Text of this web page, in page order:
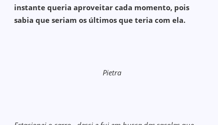
instante queria aproveitar cada momento, pois
sabia que seriam os últimos que teria com ela.
Pietra